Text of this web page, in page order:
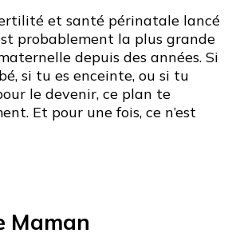
et santé périnatale lancé
probablement la plus grande
depuis des années. Si
si tu es enceinte, ou si tu
le devenir, ce plan te
Et pour une fois, ce n’est
Maman